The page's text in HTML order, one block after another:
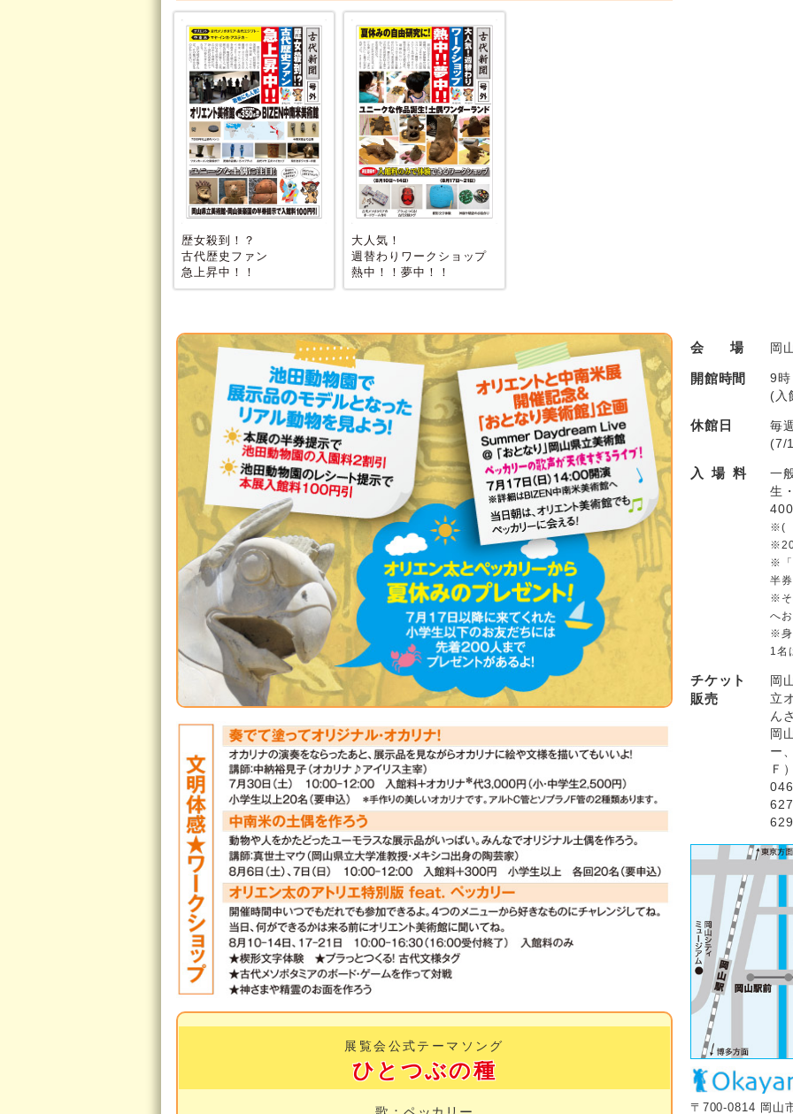
歴女殺到！？
古代歴史ファン
急上昇中！！
大人気！
週替わりワークショップ
熱中！！夢中！！
展覧会公式テーマソング
ひとつぶの種
会場 岡
開館時間
9
(入
休館日
毎
(7/
入場料
一
生
※( )
※20
※「
半
※そ
へ
※身
1名
チケット
販売
岡
立
ん
岡
ー
Ｆ
〒 700-0814 岡山